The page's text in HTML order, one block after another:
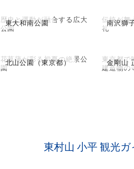
東大和南公園
歴史と運動が融合する広大
公園
南沢獅
伝統が舞
礼
北山公園（東京都）
花菖蒲が彩る初夏の絶景公
園
金剛山
東京都で
建造物の
東村山 小平 観光ガ